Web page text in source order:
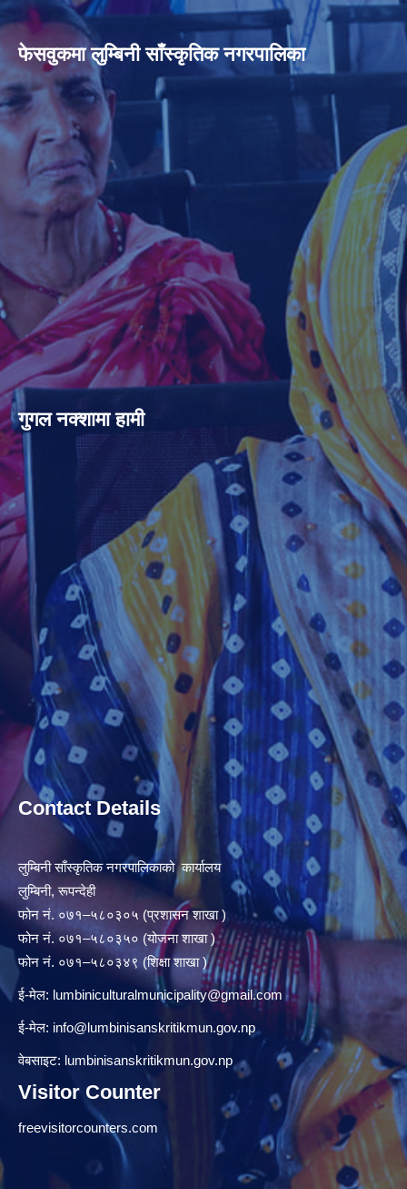
फेसवुकमा लुम्बिनी साँस्कृतिक नगरपालिका
गुगल नक्शामा हामी
Contact Details
लुम्बिनी साँस्कृतिक नगरपालिकाको कार्यालय
लुम्बिनी, रूपन्देही
फोन नं. ०७१–५८०३०५ (प्रशासन शाखा )
फोन नं. ०७१–५८०३५० (योजना शाखा )
फोन नं. ०७१–५८०३४९ (शिक्षा शाखा )
ई-मेल: lumbiniculturalmunicipality@gmail.com
ई-मेल: info@lumbinisanskritikmun.gov.np
वेबसाइट: lumbinisanskritikmun.gov.np
Visitor Counter
freevisitorcounters.com